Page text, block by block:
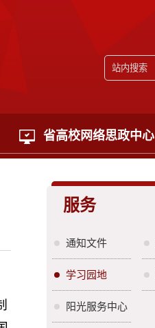
省高校网络思政中心
服务
通知文件
学习园地
阳光服务中心